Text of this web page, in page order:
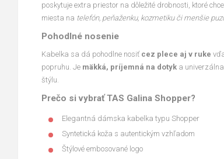
poskytuje extra priestor na dôležité drobnosti, ktoré
miesta na telefón, peňaženku, kozmetiku či menšie
Pohodlné nosenie
Kabelka sa dá pohodlne nosiť cez plece aj v ruke
popruhu. Je mäkká, príjemná na dotyk a
štýlu.
Prečo si vybrať TAS Galina Shopper?
Elegantná dámska kabelka typu Shopper
Syntetická koža s autentickým vzhľadom
Štýlové embosované logo